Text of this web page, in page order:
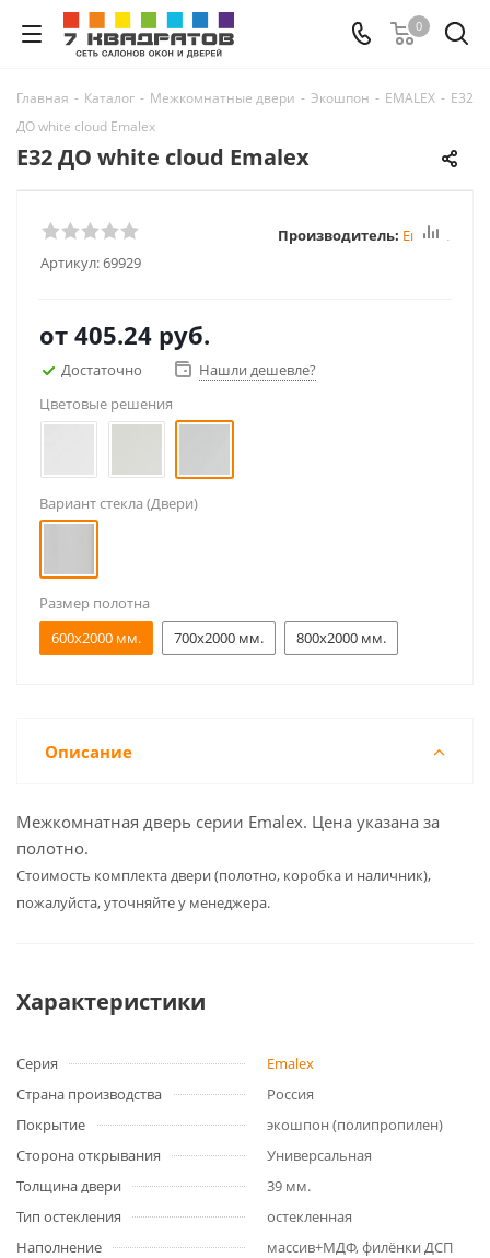
0
Главная - Каталог - Межкомнатные двери - Экошпон - EMALEX - E32
ДО white cloud Emalex
E32 ДО white cloud Emalex
Артикул:69929
Производитель: Emalex
от 405.24 руб.
Достаточно
Нашли дешевле?
Цветовые решения
Вариант стекла (Двери)
Размер полотна
600x2000 мм.
700x2000 мм. 800x2000 мм.
Описание
Межкомнатная дверь серии Emalex. Цена указана за
полотно.
Cтоимость комплекта двери (полотно, коробка и наличник),
пожалуйста, уточняйте у менеджера.
Характеристики
Серия
Emalex
Страна производства
Россия
Покрытие
экошпон (полипропилен)
Сторона открывания
Универсальная
Толщина двери
39 мм.
Тип остекления
остекленная
Наполнение
массив+МДФ, филёнки ДСП